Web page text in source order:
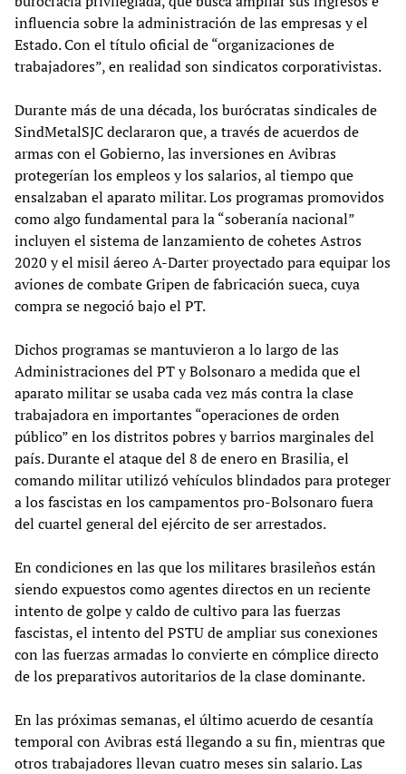
influencia sobre la administración de las empresas y el
Estado. Con el título oficial de “organizaciones de
trabajadores”, en realidad son sindicatos corporativistas.
Durante más de una década, los burócratas sindicales de
SindMetalSJC declararon que, a través de acuerdos de
armas con el Gobierno, las inversiones en Avibras
protegerían los empleos y los salarios, al tiempo que
ensalzaban el aparato militar. Los programas promovidos
como algo fundamental para la “soberanía nacional”
incluyen el sistema de lanzamiento de cohetes Astros
2020 y el misil áereo A-Darter proyectado para equipar los
aviones de combate Gripen de fabricación sueca, cuya
compra se negoció bajo el PT.
Dichos programas se mantuvieron a lo largo de las
Administraciones del PT y Bolsonaro a medida que el
aparato militar se usaba cada vez más contra la clase
trabajadora en importantes “operaciones de orden
público” en los distritos pobres y barrios marginales del
país. Durante el ataque del 8 de enero en Brasilia, el
comando militar utilizó vehículos blindados para proteger
a los fascistas en los campamentos pro-Bolsonaro fuera
del cuartel general del ejército de ser arrestados.
En condiciones en las que los militares brasileños están
siendo expuestos como agentes directos en un reciente
intento de golpe y caldo de cultivo para las fuerzas
fascistas, el intento del PSTU de ampliar sus conexiones
con las fuerzas armadas lo convierte en cómplice directo
de los preparativos autoritarios de la clase dominante.
En las próximas semanas, el último acuerdo de cesantía
temporal con Avibras está llegando a su fin, mientras que
otros trabajadores llevan cuatro meses sin salario. Las